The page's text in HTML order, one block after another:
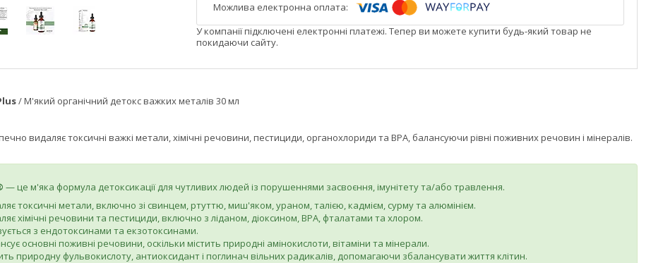
У компанії підключені електронні платежі. Тепер ви можете купити будь-який товар не
покидаючи сайту.
/ М'який органічний детокс важких металів 30 мл
видаляє токсичні важкі метали, хімічні речовини, пестициди, органохлориди та BPA, балансуючи рівні поживних речовин і мінералів.
— це м'яка формула детоксикації для чутливих людей із порушеннями засвоєння, імунітету та/або травлення.
токсичні метали, включно зі свинцем, ртуттю, миш'яком, ураном, талією, кадмієм, сурму та алюмінієм.
хімічні речовини та пестициди, включно з ліданом, діоксином, BPA, фталатами та хлором.
з ендотоксинами та екзотоксинами.
основні поживні речовини, оскільки містить природні амінокислоти, вітаміни та мінерали.
природну фульвокислоту, антиоксидант і поглинач вільних радикалів, допомагаючи збалансувати життя клітин.